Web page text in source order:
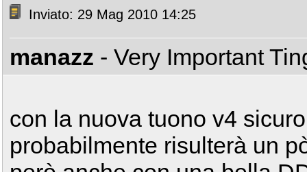
Inviato: 29 Mag 2010 14:25
manazz - Very Important
con la nuova tuono v4
probabilmente risulterà un